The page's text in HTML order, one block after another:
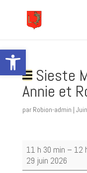
Ouvrir la barre d’outils
Sieste
Annie et
par Robion-admin |
Sieste
Musicale
Avec
11 h 30 min – 12
29 juin 2026